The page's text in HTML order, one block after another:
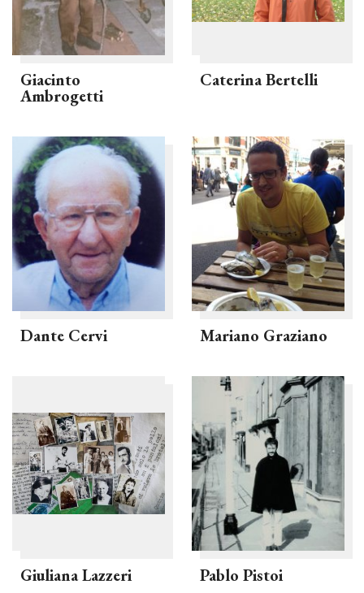
Giacinto
Ambrogetti
Caterina Bertelli
Dante Cervi Mariano Graziano
Giuliana Lazzeri Pablo Pistoi